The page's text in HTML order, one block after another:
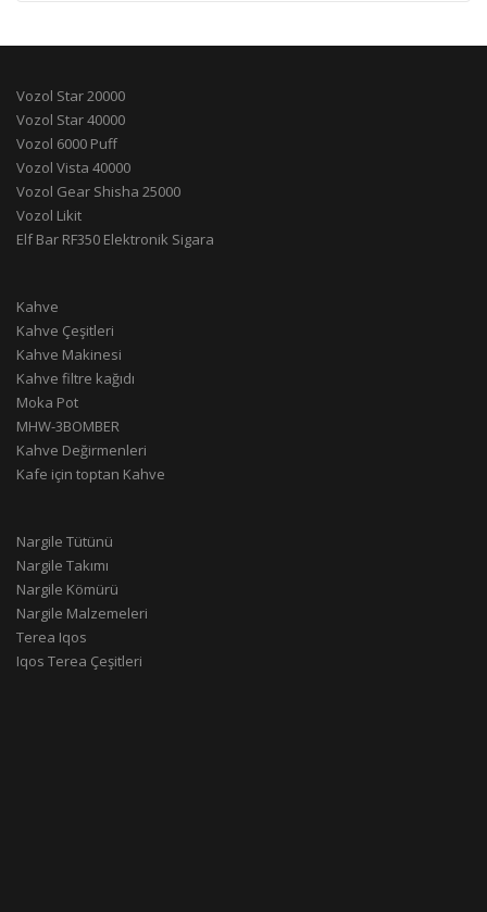
Vozol Star 20000
Vozol Star 40000
Vozol 6000 Puff
Vozol Vista 40000
Vozol Gear Shisha 25000
Vozol Likit
Elf Bar RF350 Elektronik Sigara
Kahve
Kahve Çeşitleri
Kahve Makinesi
Kahve filtre kağıdı
Moka Pot
MHW-3BOMBER
Kahve Değirmenleri
Kafe için toptan Kahve
Nargile Tütünü
Nargile Takımı
Nargile Kömürü
Nargile Malzemeleri
Terea Iqos
Iqos Terea Çeşitleri